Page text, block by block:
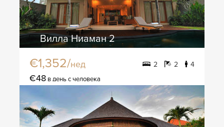
Вилла Ниаман 2
€1,352/нед 2 2 4
€48 в день с человека